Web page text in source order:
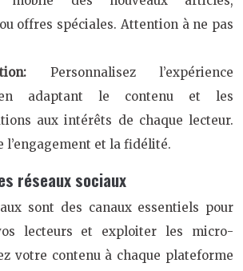
offres spéciales. Attention à ne pas
Personnalisez l’expérience
adaptant le contenu et les
aux intérêts de chaque lecteur.
l’engagement et la fidélité.
réseaux sociaux
sont des canaux essentiels pour
lecteurs et exploiter les micro-
votre contenu à chaque plateforme